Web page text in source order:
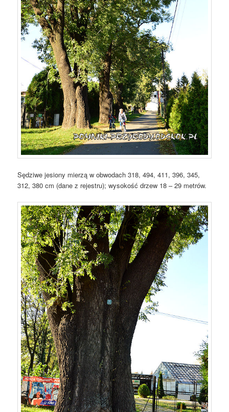
Sędziwe jesiony mierzą w obwodach 318, 494, 411, 396, 345,
312, 380 cm (dane z rejestru); wysokość drzew 18 – 29 metrów.